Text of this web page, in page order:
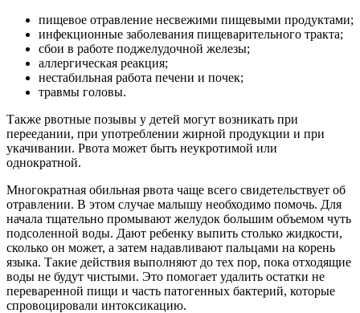
пищевое отравление несвежими пищевыми продуктами;
инфекционные заболевания пищеварительного тракта;
сбои в работе поджелудочной железы;
аллергическая реакция;
нестабильная работа печени и почек;
травмы головы.
Также рвотные позывы у детей могут возникать при
переедании, при употреблении жирной продукции и при
укачивании. Рвота может быть неукротимой или
однократной.
Многократная обильная рвота чаще всего свидетельствует об
отравлении. В этом случае малышу необходимо помочь. Для
начала тщательно промывают желудок большим объемом чуть
подсоленной воды. Дают ребенку выпить столько жидкости,
сколько он может, а затем надавливают пальцами на корень
языка. Такие действия выполняют до тех пор, пока отходящие
воды не будут чистыми. Это помогает удалить остатки не
переваренной пищи и часть патогенных бактерий, которые
спровоцировали интоксикацию.